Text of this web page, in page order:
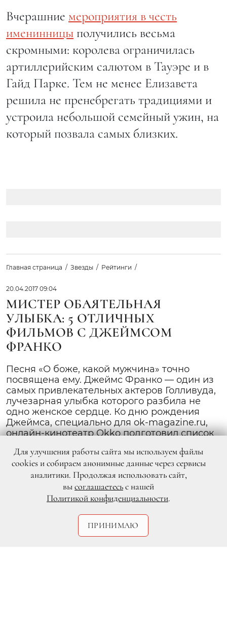
Вчерашние мероприятия в честь
именинницы получились весьма
скромными: королева ограничилась
артиллерийским салютом в Тауэре и в
Гайд Парке. Тем не менее Елизавета
решила не пренебрегать традициями и
устроила небольшой семейный ужин, на
который позвала самых близких.
Главная страница Звезды Рейтинги
20.04.2017 09:04
МИСТЕР ОБАЯТЕЛЬНАЯ
УЛЫБКА: 5 ОТЛИЧНЫХ
ФИЛЬМОВ С ДЖЕЙМСОМ
ФРАНКО
Песня «О боже, какой мужчина» точно
посвящена ему. Джеймс Франко — один из
самых привлекательных актеров Голливуда,
лучезарная улыбка которого разбила не
одно женское сердце. Ко дню рождения
Джеймса, специально для ok-magazine.ru,
онлайн-кинотеатр Okko подготовил список
участием.
Для улучшения работы сайта мы используем файлы
cookies и собираем анонимные данные через сервисы
аналитики. Продолжая использовать сайт,
высоглашаетесьс нашей
Политикой конфиденциальности.
ПРИНИМАЮ